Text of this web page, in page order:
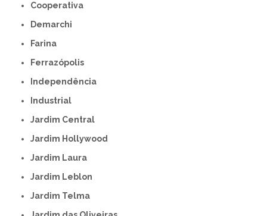
Cooperativa
Demarchi
Farina
Ferrazópolis
Independência
Industrial
Jardim Central
Jardim Hollywood
Jardim Laura
Jardim Leblon
Jardim Telma